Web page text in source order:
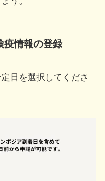
疫情報の登録
日を選択してくださ